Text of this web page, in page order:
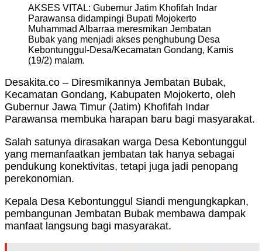
AKSES VITAL: Gubernur Jatim Khofifah Indar
Parawansa didampingi Bupati Mojokerto
Muhammad Albarraa meresmikan Jembatan
Bubak yang menjadi akses penghubung Desa
Kebontunggul-Desa/Kecamatan Gondang, Kamis
(19/2) malam.
Desakita.co – Diresmikannya Jembatan Bubak,
Kecamatan Gondang, Kabupaten Mojokerto, oleh
Gubernur Jawa Timur (Jatim) Khofifah Indar
Parawansa membuka harapan baru bagi masyarakat.
Salah satunya dirasakan warga Desa Kebontunggul
yang memanfaatkan jembatan tak hanya sebagai
pendukung konektivitas, tetapi juga jadi penopang
perekonomian.
Kepala Desa Kebontunggul Siandi mengungkapkan,
pembangunan Jembatan Bubak membawa dampak
manfaat langsung bagi masyarakat.